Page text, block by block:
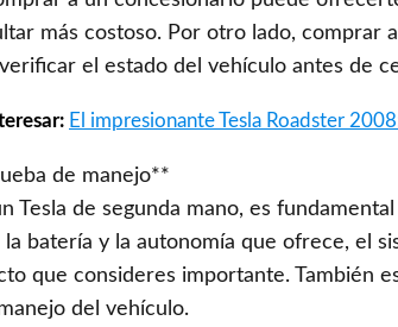
más costoso. Por otro lado,
el estado del vehículo antes de
El impresionante Tesla Roadster
de manejo**
Tesla de segunda mano, es
batería y la autonomía que ofrece, el
que consideres importante. También
del vehículo.